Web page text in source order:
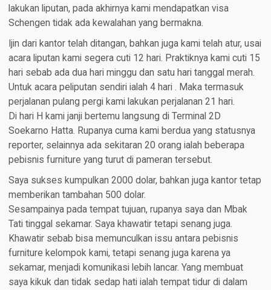
lakukan liputan, pada akhirnya kami mendapatkan visa
Schengen tidak ada kewalahan yang bermakna.
Ijin dari kantor telah ditangan, bahkan juga kami telah atur, usai
acara liputan kami segera cuti 12 hari. Praktiknya kami cuti 15
hari sebab ada dua hari minggu dan satu hari tanggal merah.
Untuk acara peliputan sendiri ialah 4 hari . Maka termasuk
perjalanan pulang pergi kami lakukan perjalanan 21 hari.
Di hari H kami janji bertemu langsung di Terminal 2D
Soekarno Hatta. Rupanya cuma kami berdua yang statusnya
reporter, selainnya ada sekitaran 20 orang ialah beberapa
pebisnis furniture yang turut di pameran tersebut.
Saya sukses kumpulkan 2000 dolar, bahkan juga kantor tetap
memberikan tambahan 500 dolar.
Sesampainya pada tempat tujuan, rupanya saya dan Mbak
Tati tinggal sekamar. Saya khawatir tetapi senang juga.
Khawatir sebab bisa memunculkan issu antara pebisnis
furniture kelompok kami, tetapi senang juga karena ya
sekamar, menjadi komunikasi lebih lancar. Yang membuat
saya kikuk dan tidak sedap hati ialah tempat tidur di dalam